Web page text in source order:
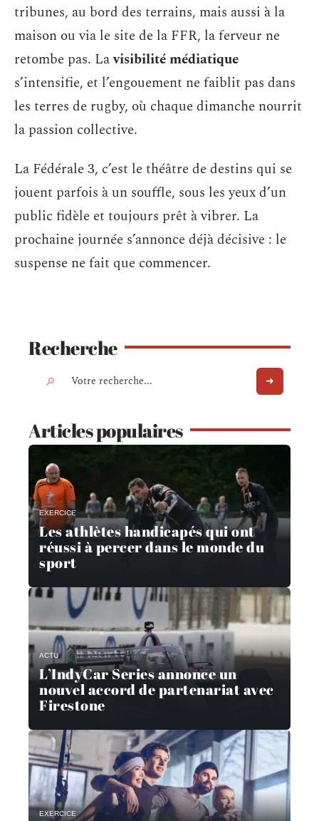
tribunes, au bord des terrains, mais aussi à la
maison ou via le site de la FFR, la ferveur ne
retombe pas. Lavisibilité médiatique
s’intensifie, et l’engouement ne faiblit pas dans
les terres de rugby, où chaque dimanche nourrit
la passion collective.
La Fédérale 3, c’est le théâtre de destins qui se
jouent parfois à un souffle, sous les yeux d’un
public fidèle et toujours prêt à vibrer. La
prochaine journée s’annonce déjà décisive : le
suspense ne fait que commencer.
Recherche
Articles populaires
EXERCICE
Les athlètes handicapés qui ont
réussi à percer dans le monde du
sport
ACTU
L’IndyCar Series annonce un
nouvel accord de partenariat avec
Firestone
EXERCICE